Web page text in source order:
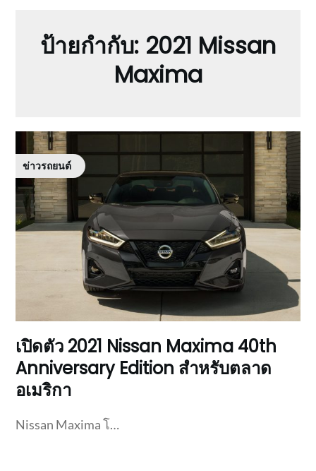
ป้ายกำกับ: 2021 Missan
Maxima
ข่าวรถยนต์
เปิดตัว 2021 Nissan Maxima 40th
Anniversary Edition สำหรับตลาด
อเมริกา
Nissan Maxima โ…